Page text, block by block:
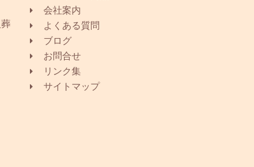
会社案内
よくある質問
ブログ
お問合せ
リンク集
サイトマップ